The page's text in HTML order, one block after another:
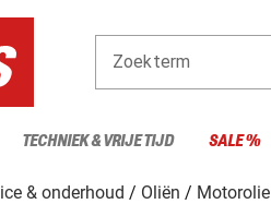
Zoekterm
TECHNIEK & VRIJE TIJD SALE %
& onderhoud Oliën Motorolie